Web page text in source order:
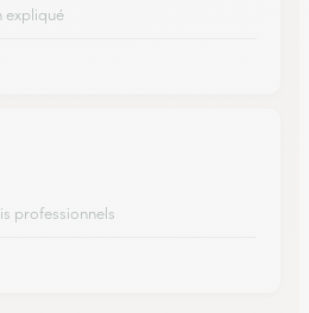
expliqué
professionnels